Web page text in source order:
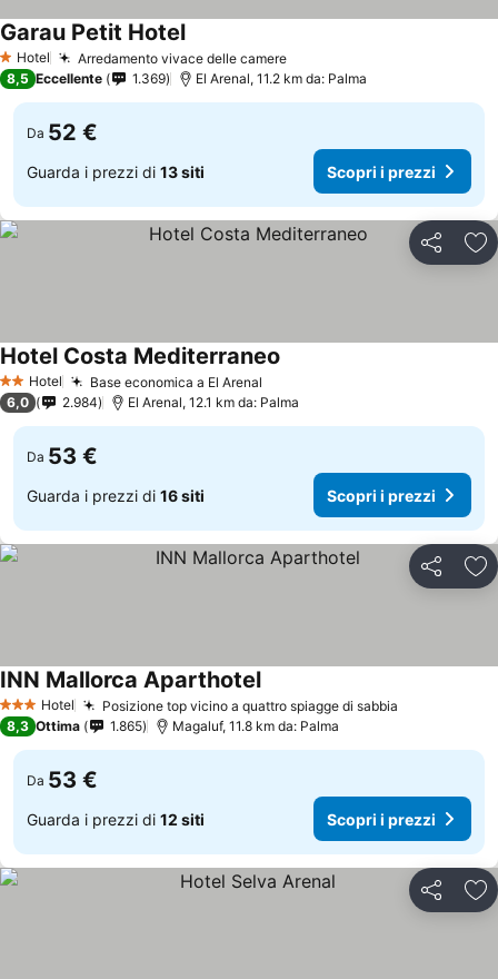
1 Stelle
Hotel Arredamento vivace delle camere
Garau Petit Hotel
8,5 Eccellente 1.369 El Arenal, 11.2 km da: Palma
Da 52 €
Guarda i prezzi di 13 siti Scopri i prezzi
Condividi
2 StelleHotel Base economica a El Arenal
Hotel Costa Mediterraneo
6,0 2.984 El Arenal, 12.1 km da: Palma
Da 53 €
Guarda i prezzi di 16 siti Scopri i prezzi
Condividi
3 StelleHotel Posizione top vicino a quattro spiagge di sabbia
INN Mallorca Aparthotel
8,3 Ottima 1.865 Magaluf, 11.8 km da: Palma
Da 53 €
Guarda i prezzi di 12 siti Scopri i prezzi
Condividi